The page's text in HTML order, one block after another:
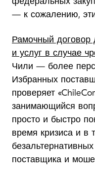
федеральных
— к сожалению,
Рамочный договор
и услуг в случае
Чили — более
Избранных
проверяет
занимающийся
просто и быстро
время кризиса и в
поставщика и